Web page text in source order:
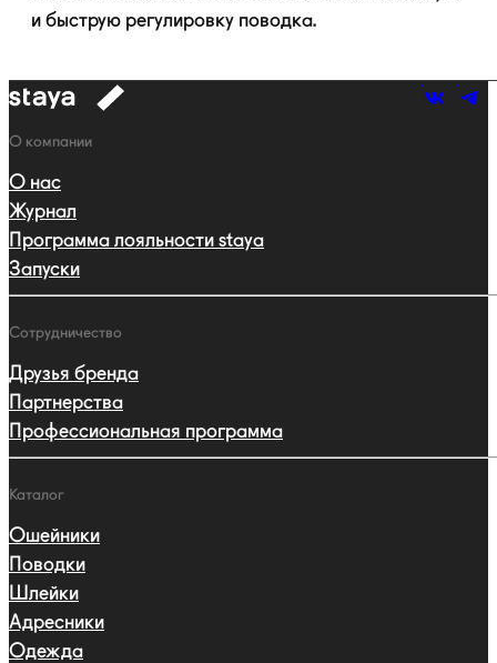
и быструю регулировку поводка.
к
Навигация
О компании
О нас
Журнал
Программа лояльности staya
Запуски
Сотрудничество
Друзья бренда
Партнерства
Профессиональная программа
Каталог
Ошейники
Поводки
Шлейки
Адресники
Одежда